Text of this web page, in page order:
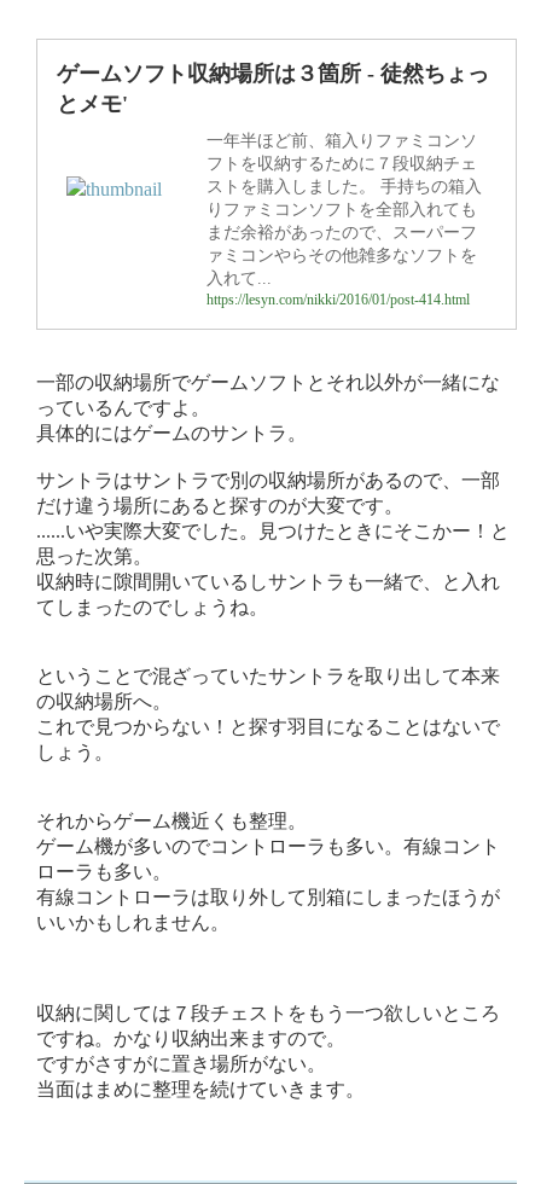
ゲームソフト収納場所は３箇所 - 徒然ちょっ
とメモ'
一年半ほど前、箱入りファミコンソ
フトを収納するために７段収納チェ
ストを購入しました。 手持ちの箱入
りファミコンソフトを全部入れても
まだ余裕があったので、スーパーフ
ァミコンやらその他雑多なソフトを
入れて...
https://lesyn.com/nikki/2016/01/post-414.html
一部の収納場所でゲームソフトとそれ以外が一緒にな
っているんですよ。
具体的にはゲームのサントラ。
サントラはサントラで別の収納場所があるので、一部
だけ違う場所にあると探すのが大変です。
......いや実際大変でした。見つけたときにそこかー！と
思った次第。
収納時に隙間開いているしサントラも一緒で、と入れ
てしまったのでしょうね。
ということで混ざっていたサントラを取り出して本来
の収納場所へ。
これで見つからない！と探す羽目になることはないで
しょう。
それからゲーム機近くも整理。
ゲーム機が多いのでコントローラも多い。有線コント
ローラも多い。
有線コントローラは取り外して別箱にしまったほうが
いいかもしれません。
収納に関しては７段チェストをもう一つ欲しいところ
ですね。かなり収納出来ますので。
ですがさすがに置き場所がない。
当面はまめに整理を続けていきます。